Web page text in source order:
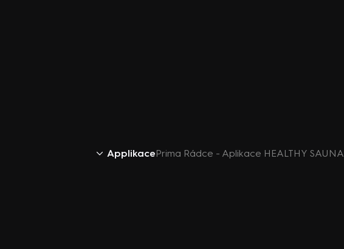
ApplikacePrima Rádce - Aplikace HEALTHY SAUNA